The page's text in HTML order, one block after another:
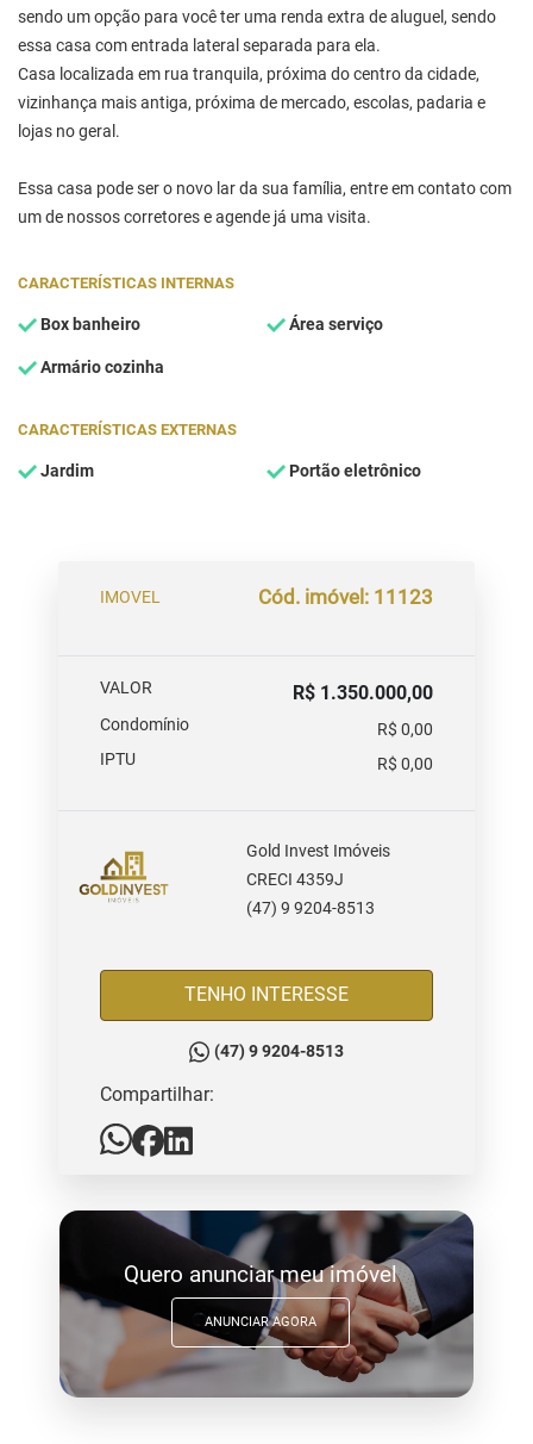
sendo um opção para você ter uma renda extra de aluguel, sendo
essa casa com entrada lateral separada para ela.
Casa localizada em rua tranquila, próxima do centro da cidade,
vizinhança mais antiga, próxima de mercado, escolas, padaria e
lojas no geral.
Essa casa pode ser o novo lar da sua família, entre em contato com
um de nossos corretores e agende já uma visita.
CARACTERÍSTICAS INTERNAS
Box banheiro Área serviço
Armário cozinha
CARACTERÍSTICAS EXTERNAS
Jardim Portão eletrônico
IMOVEL Cód. imóvel: 11123
VALOR R$ 1.350.000,00
Condomínio
R$ 0,00
IPTU
R$ 0,00
Gold Invest Imóveis
CRECI 4359J
(47) 9 9204-8513
TENHO INTERESSE
(47) 9 9204-8513
Compartilhar:
Quero anunciar meu imóvel
ANUNCIAR AGORA